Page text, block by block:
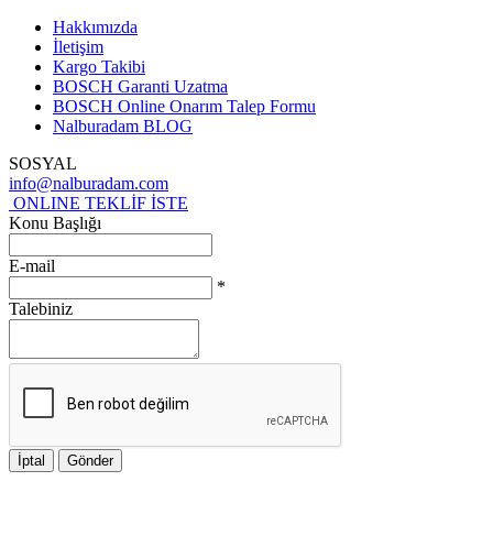
Hakkımızda
İletişim
Kargo Takibi
BOSCH Garanti Uzatma
BOSCH Online Onarım Talep Formu
Nalburadam BLOG
SOSYAL
info@nalburadam.com
ONLINE TEKLİF İSTE
Konu Başlığı
E-mail
*
Talebiniz
İptal Gönder